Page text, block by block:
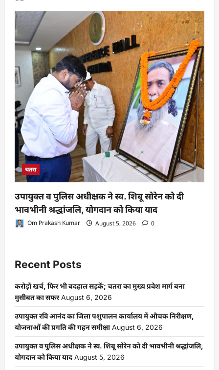
चतरा
उपायुक्त व पुलिस अधीक्षक ने स्व. शिबू सोरेन को दी
भावभीनी श्रद्धांजलि, योगदान को किया याद
Om Prakash Kumar August 5, 2026 0
Recent Posts
करोड़ों खर्च, फिर भी बदहाल सड़कें; चतरा का मुख्य प्रवेश मार्ग बना
मुसीबत का सफर August 6, 2026
उपायुक्त रवि आनंद का जिला पशुपालन कार्यालय में औचक निरीक्षण,
योजनाओं की प्रगति की गहन समीक्षा August 6, 2026
उपायुक्त व पुलिस अधीक्षक ने स्व. शिबू सोरेन को दी भावभीनी श्रद्धांजलि,
योगदान को किया याद August 5, 2026